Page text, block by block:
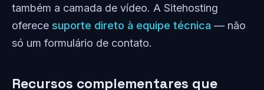
também a camada de vídeo. A Sitehosting
oferece suporte direto à equipe técnica — não
só um formulário de contato.
Recursos complementares que